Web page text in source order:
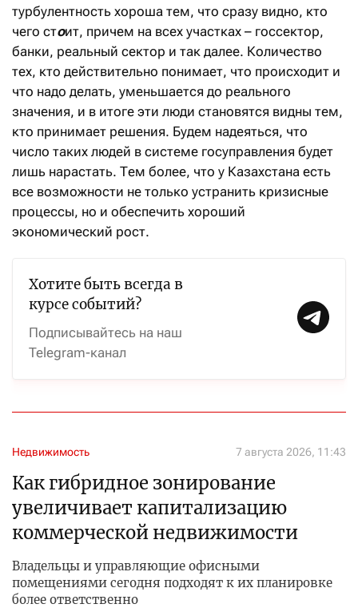
турбулентность хороша тем, что сразу видно, кто
чего стоит, причем на всех участках – госсектор,
банки, реальный сектор и так далее. Количество
тех, кто действительно понимает, что происходит и
что надо делать, уменьшается до реального
значения, и в итоге эти люди становятся видны тем,
кто принимает решения. Будем надеяться, что
число таких людей в системе госуправления будет
лишь нарастать. Тем более, что у Казахстана есть
все возможности не только устранить кризисные
процессы, но и обеспечить хороший
экономический рост.
Хотите быть всегда в
курсе событий?
Подписывайтесь на наш
Telegram-канал
Недвижимость 7 августа 2026, 11:43
Как гибридное зонирование
увеличивает капитализацию
коммерческой недвижимости
Владельцы и управляющие офисными
помещениями сегодня подходят к их планировке
более ответственно